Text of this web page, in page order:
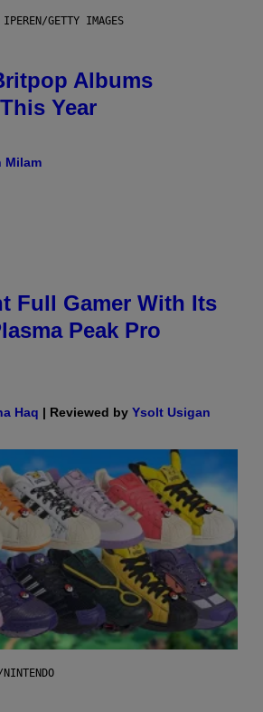
GETTY IMAGES
Albums
Year
Milam
Full Gamer With Its
Peak Pro
Haq | Reviewed by Ysolt Usigan